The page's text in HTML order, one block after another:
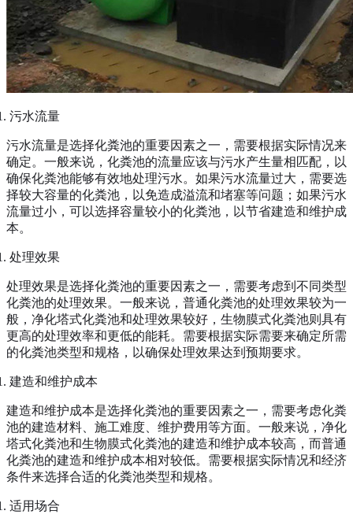
污水流量
污水流量是选择化粪池的重要因素之一，需要根据实际情况来
确定。一般来说，化粪池的流量应该与污水产生量相匹配，以
确保化粪池能够有效地处理污水。如果污水流量过大，需要选
择较大容量的化粪池，以免造成溢流和堵塞等问题；如果污水
流量过小，可以选择容量较小的化粪池，以节省建造和维护成
本。
处理效果
处理效果是选择化粪池的重要因素之一，需要考虑到不同类型
化粪池的处理效果。一般来说，普通化粪池的处理效果较为一
般，净化塔式化粪池和处理效果较好，生物膜式化粪池则具有
更高的处理效率和更低的能耗。需要根据实际需要来确定所需
的化粪池类型和规格，以确保处理效果达到预期要求。
建造和维护成本
建造和维护成本是选择化粪池的重要因素之一，需要考虑化粪
池的建造材料、施工难度、维护费用等方面。一般来说，净化
塔式化粪池和生物膜式化粪池的建造和维护成本较高，而普通
化粪池的建造和维护成本相对较低。需要根据实际情况和经济
条件来选择合适的化粪池类型和规格。
适用场合